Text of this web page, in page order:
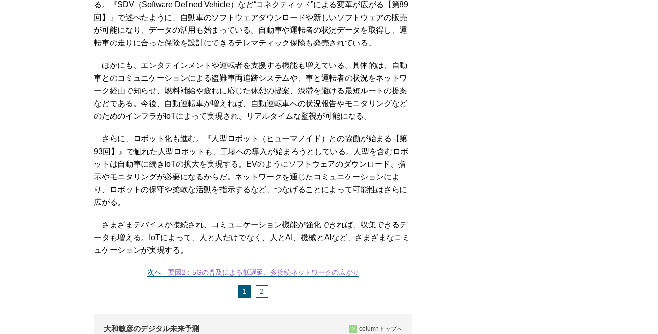
る。『SDV（Software Defined Vehicle）など“コネクティッド”による変革が広がる【第89
回】』で述べたように、自動車のソフトウェアダウンロードや新しいソフトウェアの販売
が可能になり、データの活用も始まっている。自動車や運転者の状況データを取得し、運
転車の走りに合った保険を設計にできるテレマティック保険も発売されている。
ほかにも、エンタテインメントや運転者を支援する機能も増えている。具体的は、自動
車とのコミュニケーションによる盗難車両追跡システムや、車と運転者の状況をネットワ
ーク経由で知らせ、燃料補給や疲れに応じた休憩の提案、渋滞を避ける最短ルートの提案
などである。今後、自動運転車が増えれば、自動運転車への状況報告やモニタリングなど
のためのインフラがIoTによって実現され、リアルタイムな監視が可能になる。
さらに、ロボット化も進む。『人型ロボット（ヒューマノイド）との協働が始まる【第
93回】』で触れた人型ロボットも、工場への導入が始まろうとしている。人型を含むロボ
ットは自動車に続きIoTの拡大を実現する。EVのようにソフトウェアのダウンロード、指
示やモニタリングが必要になるからだ。ネットワークを通じたコミュニケーションによ
り、ロボットの保守や柔軟な活動を指示するなど、つなげることによって可能性はさらに
広がる。
さまざまデバイスが接続され、コミュニケーション機能が強化できれば、収集できるデ
ータも増える。IoTによって、人と人だけでなく、人とAI、機械とAIなど、さまざまなコミ
ュケーションが実現する。
次へ 要因2：5Gの普及による低遅延、多接続ネットワークの広がり
1 2
大和敏彦のデジタル未来予測 columnトップへ